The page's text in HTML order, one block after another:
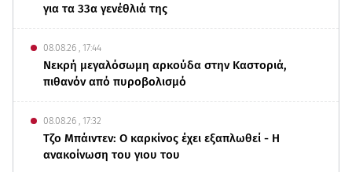
για τα 33α γενέθλιά της
08.08.26 , 17:44
Νεκρή μεγαλόσωμη αρκούδα στην Καστοριά,
πιθανόν από πυροβολισμό
08.08.26 , 17:32
Τζο Μπάιντεν: Ο καρκίνος έχει εξαπλωθεί - Η
ανακοίνωση του γιου του